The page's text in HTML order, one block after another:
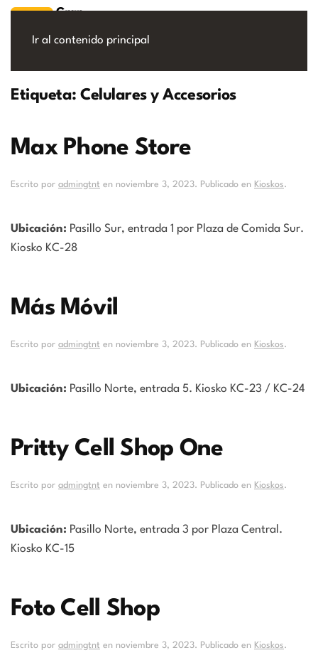
Ir al contenido principal
Etiqueta:Celulares y Accesorios
Max Phone Store
Escrito por admingtnt en noviembre 3, 2023. Publicado en Kioskos.
Ubicación: Pasillo Sur, entrada 1 por Plaza de Comida Sur.
Kiosko KC-28
Más Móvil
Escrito por admingtnt en noviembre 3, 2023. Publicado en Kioskos.
Ubicación: Pasillo Norte, entrada 5. Kiosko KC-23 / KC-24
Pritty Cell Shop One
Escrito por admingtnt en noviembre 3, 2023. Publicado en Kioskos.
Ubicación: Pasillo Norte, entrada 3 por Plaza Central.
Kiosko KC-15
Foto Cell Shop
Escrito por admingtnt en noviembre 3, 2023. Publicado en Kioskos.